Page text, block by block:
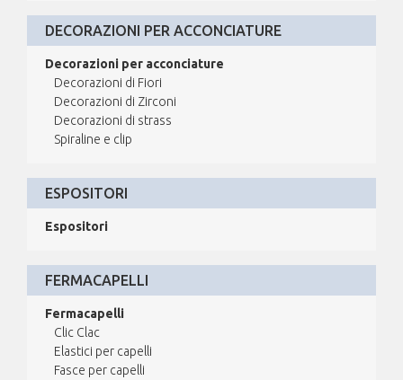
DECORAZIONI PER ACCONCIATURE
Decorazioni per acconciature
Decorazioni di Fiori
Decorazioni di Zirconi
Decorazioni di strass
Spiraline e clip
ESPOSITORI
Espositori
FERMACAPELLI
Fermacapelli
Clic Clac
Elastici per capelli
Fasce per capelli